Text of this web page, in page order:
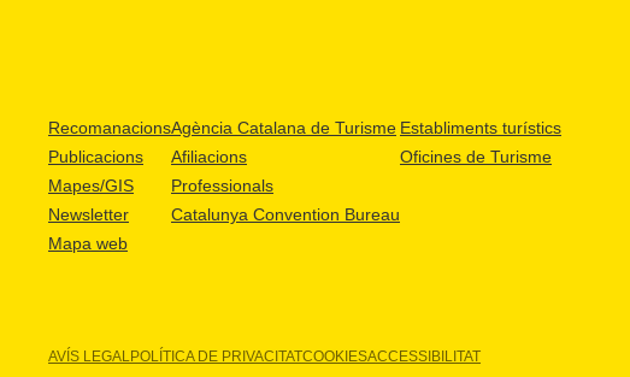
Recomanacions
Publicacions
Mapes/GIS
Newsletter
Mapa web
Agència Catalana de Turisme
Afiliacions
Professionals
Catalunya Convention Bureau
Establiments turístics
Oficines de Turisme
AVÍS LEGALPOLÍTICA DE PRIVACITATCOOKIESACCESSIBILITAT